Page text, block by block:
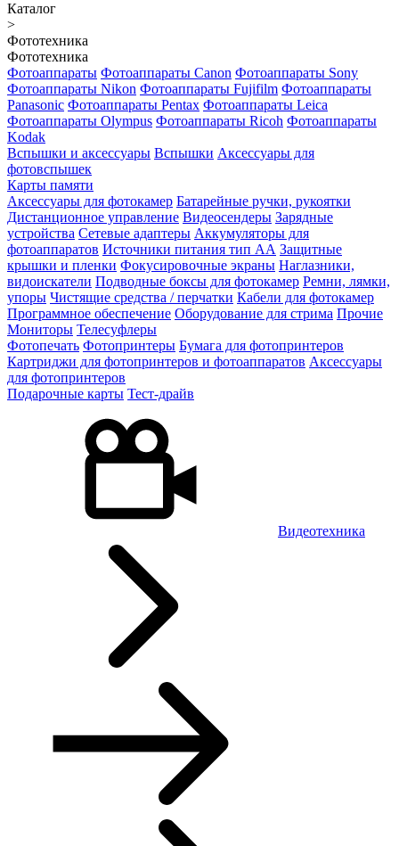
Каталог
>
Фототехника
Фототехника
Фотоаппараты Фотоаппараты Canon Фотоаппараты Sony
Фотоаппараты Nikon Фотоаппараты Fujifilm Фотоаппараты
Panasonic Фотоаппараты Pentax Фотоаппараты Leica
Фотоаппараты Olympus Фотоаппараты Ricoh Фотоаппараты
Kodak
Вспышки и аксессуары Вспышки Аксессуары для
фотовспышек
Карты памяти
Аксессуары для фотокамер Батарейные ручки, рукоятки
Дистанционное управление Видеосендеры Зарядные
устройства Сетевые адаптеры Аккумуляторы для
фотоаппаратов Источники питания тип АА Защитные
крышки и пленки Фокусировочные экраны Наглазники,
видоискатели Подводные боксы для фотокамер Ремни, лямки,
упоры Чистящие средства / перчатки Кабели для фотокамер
Программное обеспечение Оборудование для стрима Прочие
Мониторы Телесуфлеры
Фотопечать Фотопринтеры Бумага для фотопринтеров
Картриджи для фотопринтеров и фотоаппаратов Аксессуары
для фотопринтеров
Подарочные карты Тест-драйв
Видеотехника